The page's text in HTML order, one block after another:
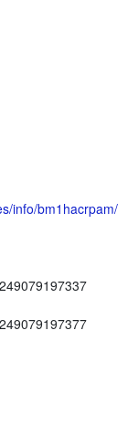
info/bm1hacrpam/